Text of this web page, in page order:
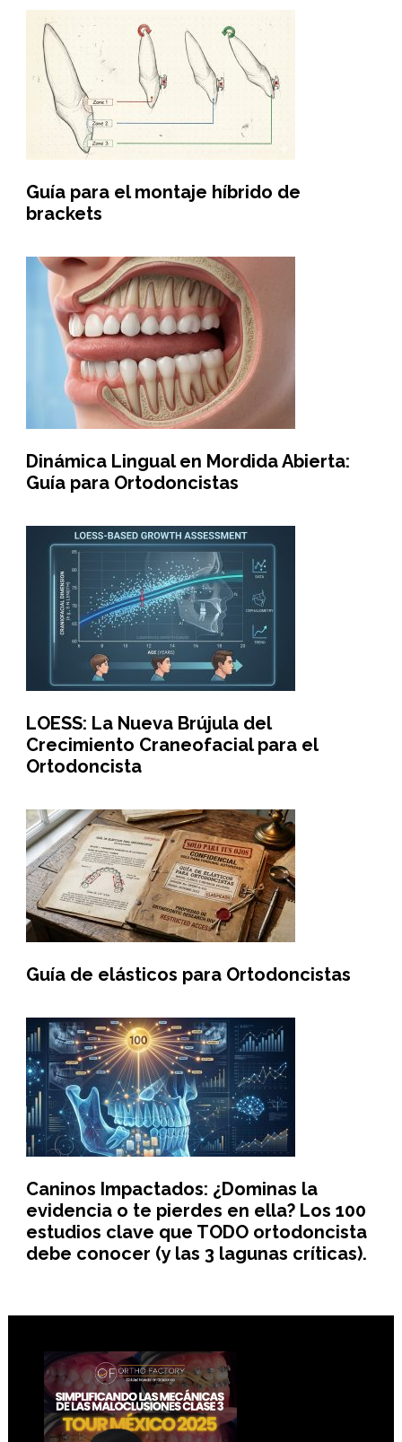
Guía para el montaje híbrido de
brackets
Dinámica Lingual en Mordida Abierta:
Guía para Ortodoncistas
LOESS: La Nueva Brújula del
Crecimiento Craneofacial para el
Ortodoncista
Guía de elásticos para Ortodoncistas
Caninos Impactados: ¿Dominas la
evidencia o te pierdes en ella? Los 100
estudios clave que TODO ortodoncista
debe conocer (y las 3 lagunas críticas).
Footer